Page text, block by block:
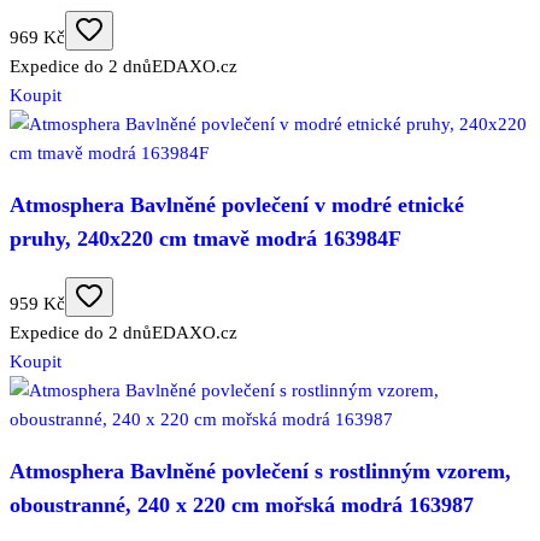
969 Kč
Expedice do 2 dnůEDAXO.cz
Koupit
Atmosphera Bavlněné povlečení v modré etnické
pruhy, 240x220 cm tmavě modrá 163984F
959 Kč
Expedice do 2 dnůEDAXO.cz
Koupit
Atmosphera Bavlněné povlečení s rostlinným vzorem,
oboustranné, 240 x 220 cm mořská modrá 163987